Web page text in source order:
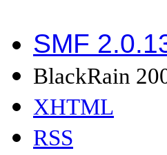
SMF
BlackRain
XHTML
RSS